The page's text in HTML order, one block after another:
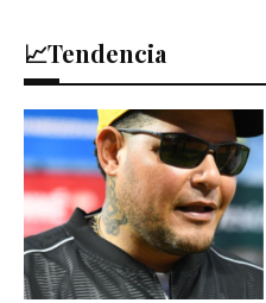
📈Tendencia